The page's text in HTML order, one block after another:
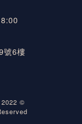
號6樓
2022 ©